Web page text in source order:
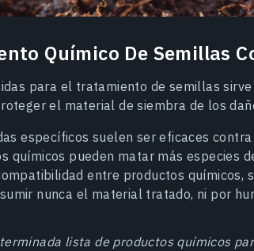
Químico De Semillas
para el tratamiento de semillas
el material de siembra de los
específicos suelen ser eficaces
químicos pueden matar más especies
entre productos químicos,
nunca el material tratado, ni por
lista de productos químicos